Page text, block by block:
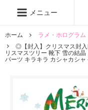
メニュー
ホーム ラメ・ホログラム
◎【封入】クリスマス封
リスマスツリー 靴下 雪の結
パーツ キラキラ カシャカシャ